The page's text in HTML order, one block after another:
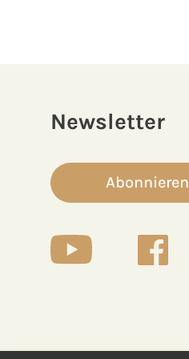
Newsletter
Abonnieren